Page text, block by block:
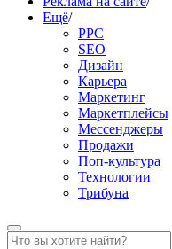
Ещё/
PPC
SEO
Дизайн
Карьера
Маркетинг
Маркетплейсы
Мессенджеры
Продажи
Поп-культура
Технологии
Трибуна